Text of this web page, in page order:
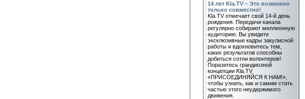
14 лет Kla.TV – Это возможно
только совместно!
Kla.TV отмечает свой 14-й день
рождения. Передачи канала
регулярно собирают миллионную
аудиторию. Вы увидите
эксклюзивные кадры закулисной
работы и вдохновитесь тем,
каких результатов способны
добиться сотни волонтеров!
Поразитесь грандиозной
концепции Kla.TV
«ПРИСОЕДИНЯЙСЯ К НАМ!»,
чтобы узнать, как и самим стать
частью этого неудержимого
движения.